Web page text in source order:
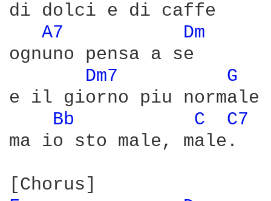
di dolci e di caffe
A7
Dm
ognuno pensa a se
Dm7
G
e il giorno piu normale
Bb
C
C7
ma io sto male, male.